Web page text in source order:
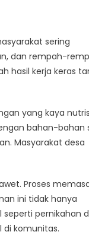
sering
dan rempah-
hasil kerja keras
yang kaya
bahan-bahan
Masyarakat desa
Proses
ini tidak hanya
pernikahan
komunitas.